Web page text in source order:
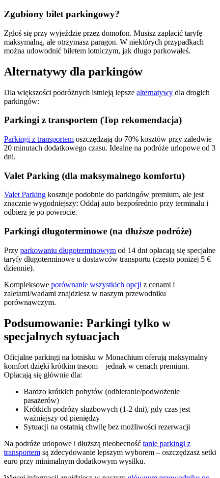
Zgubiony bilet parkingowy?
Zgłoś się przy wyjeździe przez domofon. Musisz zapłacić taryfę
maksymalną, ale otrzymasz paragon. W niektórych przypadkach
można udowodnić biletem lotniczym, jak długo parkowałeś.
Alternatywy dla parkingów
Dla większości podróżnych istnieją lepsze alternatywy dla drogich
parkingów:
Parkingi z transportem (Top rekomendacja)
Parkingi z transportem oszczędzają do 70% kosztów przy zaledwie
20 minutach dodatkowego czasu. Idealne na podróże urlopowe od 3
dni.
Valet Parking (dla maksymalnego komfortu)
Valet Parking kosztuje podobnie do parkingów premium, ale jest
znacznie wygodniejszy: Oddaj auto bezpośrednio przy terminalu i
odbierz je po powrocie.
Parkingi długoterminowe (na dłuższe podróże)
Przy parkowaniu długoterminowym od 14 dni opłacają się specjalne
taryfy długoterminowe u dostawców transportu (często poniżej 5 €
dziennie).
Kompleksowe porównanie wszystkich opcji z cenami i
zaletami/wadami znajdziesz w naszym przewodniku
porównawczym.
Podsumowanie: Parkingi tylko w
specjalnych sytuacjach
Oficjalne parkingi na lotnisku w Monachium oferują maksymalny
komfort dzięki krótkim trasom – jednak w cenach premium.
Opłacają się głównie dla:
Bardzo krótkich pobytów (odbieranie/podwożenie
pasażerów)
Krótkich podróży służbowych (1-2 dni), gdy czas jest
ważniejszy od pieniędzy
Sytuacji na ostatnią chwilę bez możliwości rezerwacji
Na podróże urlopowe i dłuższą nieobecność tanie parkingi z
transportem są zdecydowanie lepszym wyborem – oszczędzasz setki
euro przy minimalnym dodatkowym wysiłku.